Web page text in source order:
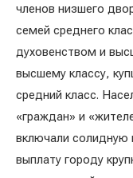
членов низшего
семей среднего
духовенством и
высшему классу,
средний класс.
«граждан» и
включали солидную
выплату городу